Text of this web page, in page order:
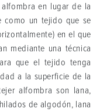
en lugar de la
como un tejido que se
en el que
mediante una técnica
que el tejido tenga
a la superficie de la
alfombra son lana,
de algodón, lana